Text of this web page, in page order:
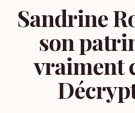
Sandrine
son
vraiment